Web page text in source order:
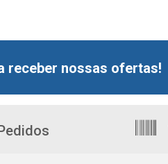
receber nossas ofertas!